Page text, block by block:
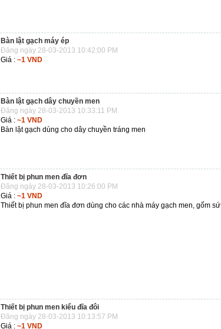
Bàn lật gạch máy ép
Đăng ngày 28-03-2013 10:42:00 PM
Giá : ~1 VND
Bàn lật gạch dây chuyền men
Đăng ngày 28-03-2013 10:33:11 PM
Giá : ~1 VND
Bàn lật gạch dùng cho dây chuyền tráng men
Thiết bị phun men đĩa đơn
Đăng ngày 28-03-2013 10:26:00 PM
Giá : ~1 VND
Thiết bị phun men đĩa đơn dùng cho các nhà máy gạch men, gốm sứ
Thiết bị phun men kiểu đĩa đôi
Đăng ngày 28-03-2013 10:13:57 PM
Giá : ~1 VND